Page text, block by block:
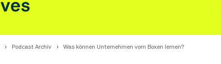
Podcast Archiv Was können Unternehmen vom Boxen lernen?